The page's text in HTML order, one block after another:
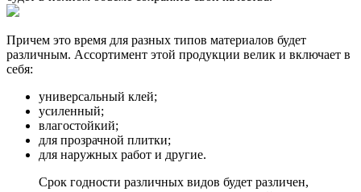
Причем это время для разных типов материалов будет
различным. Ассортимент этой продукции велик и включает в
себя:
универсальный клей;
усиленный;
влагостойкий;
для прозрачной плитки;
для наружных работ и другие.
Срок годности различных видов будет различен,